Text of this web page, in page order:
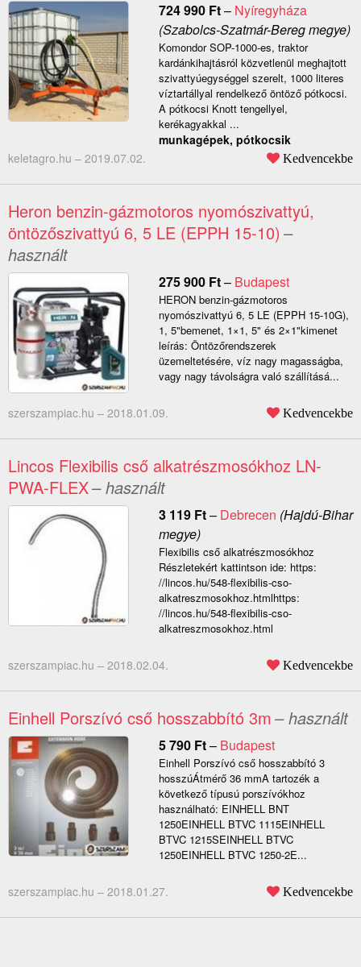
724 990 Ft– Nyíregyháza
(Szabolcs-Szatmár-Bereg megye)
Komondor SOP-1000-es, traktor
kardánkihajtásról közvetlenül meghajtott
szivattyúegységgel szerelt, 1000 literes
víztartállyal rendelkező öntöző pótkocsi.
A pótkocsi Knott tengellyel,
kerékagyakkal ...
munkagépek, pótkocsik
keletagro.hu – 2019.07.02. Kedvencekbe
Heron benzin-gázmotoros nyomószivattyú,
öntözőszivattyú 6, 5 LE (EPPH 15-10) –
használt
275 900 Ft– Budapest
HERON benzin-gázmotoros
nyomószivattyú 6, 5 LE (EPPH 15-10G),
1, 5"bemenet, 1×1, 5" és 2×1"kimenet
leírás: Öntözőrendszerek
üzemeltetésére, víz nagy magasságba,
vagy nagy távolságra való szállításá...
szerszampiac.hu – 2018.01.09. Kedvencekbe
Lincos Flexibilis cső alkatrészmosókhoz LN-
PWA-FLEX– használt
3 119 Ft– Debrecen (Hajdú-Bihar
megye)
Flexibilis cső alkatrészmosókhoz
Részletekért kattintson ide: https:
//lincos.hu/548-flexibilis-cso-
alkatreszmosokhoz.htmlhttps:
//lincos.hu/548-flexibilis-cso-
alkatreszmosokhoz.html
szerszampiac.hu – 2018.02.04. Kedvencekbe
Einhell Porszívó cső hosszabbító 3m– használt
5 790 Ft– Budapest
Einhell Porszívó cső hosszabbító 3
hosszúÁtmérő 36 mmA tartozék a
következő típusú porszívókhoz
használható: EINHELL BNT
1250EINHELL BTVC 1115EINHELL
BTVC 1215SEINHELL BTVC
1250EINHELL BTVC 1250-2E...
szerszampiac.hu – 2018.01.27. Kedvencekbe